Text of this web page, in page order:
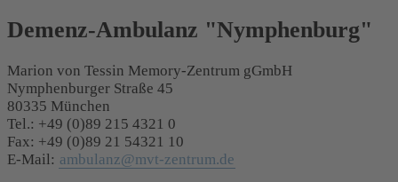
Demenz-Ambulanz "Nymphenburg"
Marion von Tessin Memory-Zentrum gGmbH
Nymphenburger Straße 45
80335 München
Tel.: +49 (0)89 215 4321 0
Fax: +49 (0)89 21 54321 10
E-Mail: ambulanz@mvt-zentrum.de